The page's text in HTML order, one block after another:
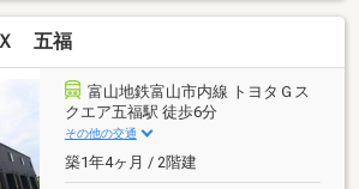
五福
富山地鉄富山市内線 トヨタＧス
クエア五福駅 徒歩6分
その他の交通
築1年4ヶ月 / 2階建